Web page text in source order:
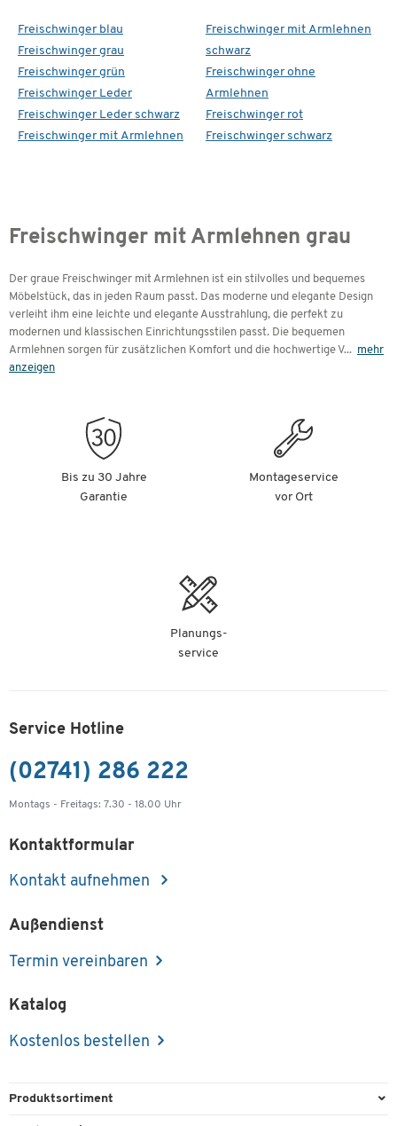
Freischwinger blau
Freischwinger grau
Freischwinger grün
Freischwinger Leder
Freischwinger Leder schwarz
Freischwinger mit Armlehnen
Freischwinger mit Armlehnen
schwarz
Freischwinger ohne
Armlehnen
Freischwinger rot
Freischwinger schwarz
Freischwinger mit Armlehnen grau
Der graue Freischwinger mit Armlehnen ist ein stilvolles und bequemes
Möbelstück, das in jeden Raum passt. Das moderne und elegante Design
verleiht ihm eine leichte und elegante Ausstrahlung, die perfekt zu
modernen und klassischen Einrichtungsstilen passt. Die bequemen
Armlehnen sorgen für zusätzlichen Komfort und die hochwertige V... mehr
anzeigen
Bis zu 30 Jahre
Garantie
Montageservice
vor Ort
Planungs-
service
Service Hotline
(02741) 286 222
Montags - Freitags: 7.30 - 18.00 Uhr
Kontaktformular
Kontakt aufnehmen
Außendienst
Termin vereinbaren
Katalog
Kostenlos bestellen
Produktsortiment